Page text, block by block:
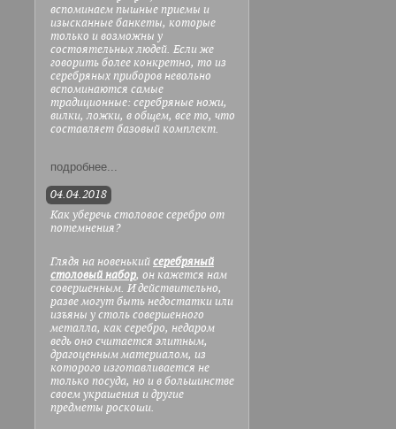
вспоминаем пышные приемы и
изысканные банкеты, которые
только и возможны у
состоятельных людей. Если же
говорить более конкретно, то из
серебряных приборов невольно
вспоминаются самые
традиционные: серебряные ножи,
вилки, ложки, в общем, все то, что
составляет базовый комплект.
подробнее...
04.04.2018
Как уберечь столовое серебро от
потемнения?
Глядя на новенький серебряный
столовый набор, он кажется нам
совершенным. И действительно,
разве могут быть недостатки или
изъяны у столь совершенного
металла, как серебро, недаром
ведь оно считается элитным,
драгоценным материалом, из
которого изготавливается не
только посуда, но и в большинстве
своем украшения и другие
предметы роскоши.